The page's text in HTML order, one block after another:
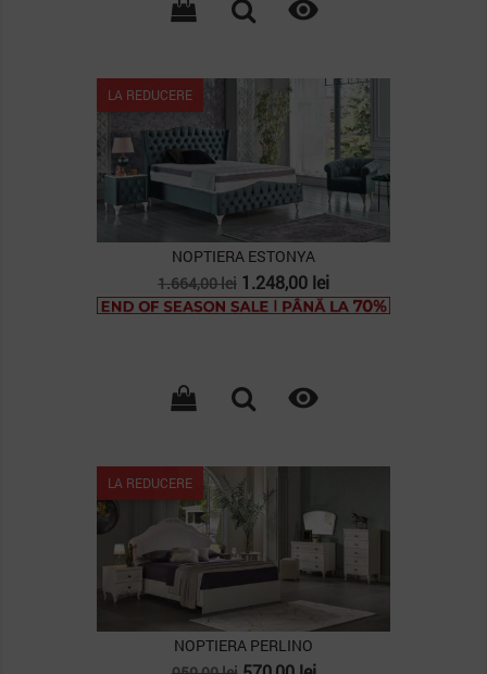

LA REDUCERE
NOPTIERA ESTONYA
Pret
de
1.664,00 lei Pret
1.248,00 lei

LA REDUCERE
NOPTIERA PERLINO
Pret
Pret